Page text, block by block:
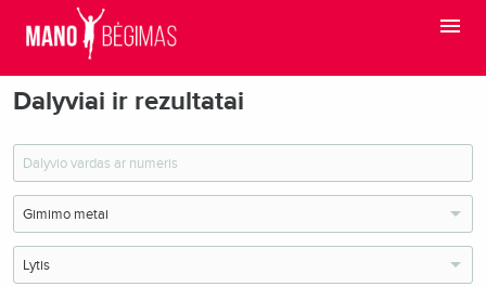
Dalyviai ir rezultatai